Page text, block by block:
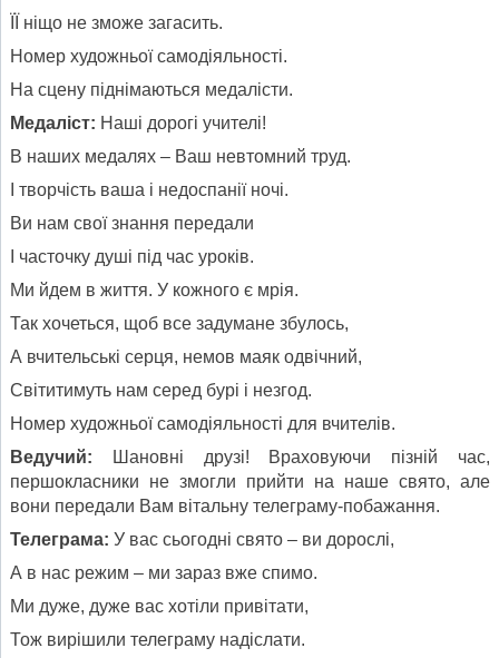
ЇЇ ніщо не зможе загасить.
Номер художньої самодіяльності.
На сцену піднімаються медалісти.
Медаліст: Наші дорогі учителі!
В наших медалях – Ваш невтомний труд.
І творчість ваша і недоспанії ночі.
Ви нам свої знання передали
І часточку душі під час уроків.
Ми йдем в життя. У кожного є мрія.
Так хочеться, щоб все задумане збулось,
А вчительські серця, немов маяк одвічний,
Світитимуть нам серед бурі і незгод.
Номер художньої самодіяльності для вчителів.
Ведучий: Шановні друзі! Враховуючи пізній час,
першокласники не змогли прийти на наше свято, але
вони передали Вам вітальну телеграму-побажання.
Телеграма: У вас сьогодні свято – ви дорослі,
А в нас режим – ми зараз вже спимо.
Ми дуже, дуже вас хотіли привітати,
Тож вирішили телеграму надіслати.